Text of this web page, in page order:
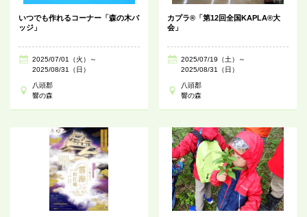
いつでも作れるコーナー「森の木バ
ッジ」
2025/07/01（火）～
2025/08/31（日）
八頭郡
響の森
カプラ®「第12回全国KAPLA®大
会」
2025/07/19（土）～
2025/08/31（日）
八頭郡
響の森